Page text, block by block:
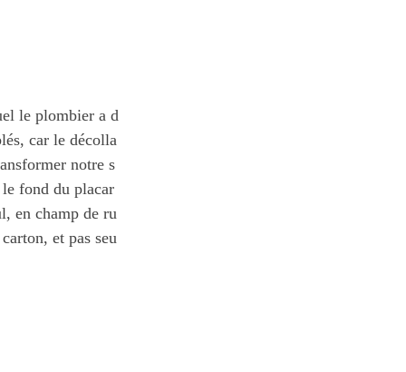
le plombier a d
car le décolla
notre s
fond du placar
en champ de ru
et pas seu